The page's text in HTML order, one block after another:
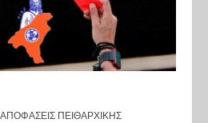
ΑΠΟΦΆΣΕΙΣ ΠΕΙΘΑΡΧΙΚΉΣ